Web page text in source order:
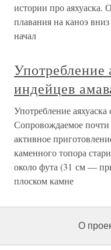
истории про аяхуаска.
плавания на каноэ
начал
Употребление
индейцев
Употребление
Сопровождаемое
активное
каменного топора
около фута (31 см —
плоском камне
О